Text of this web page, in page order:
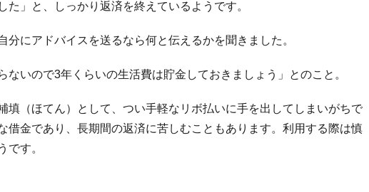
た」と、しっかり返済を終えているようです。
分にアドバイスを送るなら何と伝えるかを聞きました。
ないので3年くらいの生活費は貯金しておきましょう」とのこと。
填（ほてん）として、つい手軽なリボ払いに手を出してしまいがちで
借金であり、長期間の返済に苦しむこともあります。利用する際は慎
です。